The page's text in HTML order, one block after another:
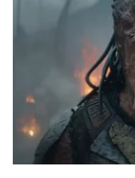
KÖZÉLET
ÉLETMÓD
BESZÉLGETÉSEK
VIDEÓ
GASZTRO